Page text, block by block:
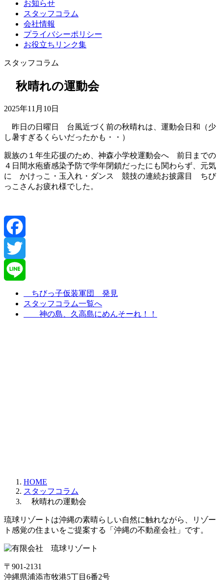
お知らせ
スタッフコラム
会社情報
プライバシーポリシー
お役立ちリンク集
スタッフコラム
秋晴れの運動会
2025年11月10日
昨日の日曜日 台風近づく前の秋晴れは、運動会日和（少
し暑すぎるくらいだったかも・・）
親族の１年生応援のため、神森小学校運動会へ 前日までの
４日間水疱瘡感染予防で学年閉鎖だったにも関わらず、元気
に かけっこ・玉入れ・ダンス 競技の連続お披露目 ちび
っこさんお疲れ様でした。
Facebook
Twitter
Line
ちびっ子仮装軍団 発見
スタッフコラム一覧へ
神の島、久高島にめんそーれ！！
HOME
スタッフコラム
秋晴れの運動会
琉球リゾートは沖縄の素晴らしい自然に触れながら、リゾー
ト感覚の住まいをご提案する「沖縄の不動産会社」です。
〒901-2131
沖縄県浦添市牧港5丁目6番2号